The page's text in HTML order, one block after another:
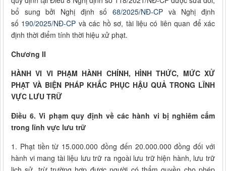
bổ sung bởi Nghị định số 68/2025/NĐ-CP và Nghị định
số 190/2025/NĐ-CP và các hồ sơ, tài liệu có liên quan để xác
định thời điểm tính thời hiệu xử phạt.
Chương II
HÀNH VI VI PHẠM HÀNH CHÍNH, HÌNH THỨC, MỨC XỬ
PHẠT VÀ BIỆN PHÁP KHẮC PHỤC HẬU QUẢ TRONG LĨNH
VỰC LƯU TRỮ
Điều 6. Vi phạm quy định về các hành vi bị nghiêm cấm
trong lĩnh vực lưu trữ
1. Phạt tiền từ 15.000.000 đồng đến 20.000.000 đồng đối với
hành vi mang tài liệu lưu trữ ra ngoài lưu trữ hiện hành, lưu trữ